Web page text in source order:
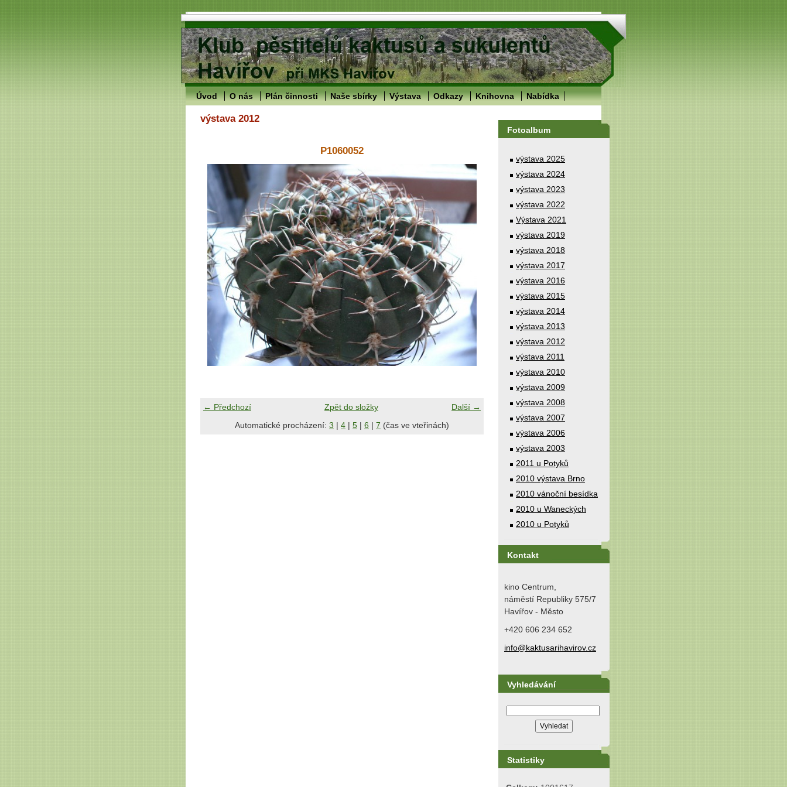
Úvod O nás Plán činnosti Naše sbírky Výstava Odkazy Knihovna Nabídka
výstava 2012
P1060052
← Předchozí Další →
Zpět do složky
Automatické procházení: 3 | 4 | 5 | 6 | 7 (čas ve vteřinách)
Fotoalbum
výstava 2025
výstava 2024
výstava 2023
výstava 2022
Výstava 2021
výstava 2019
výstava 2018
výstava 2017
výstava 2016
výstava 2015
výstava 2014
výstava 2013
výstava 2012
výstava 2011
výstava 2010
výstava 2009
výstava 2008
výstava 2007
výstava 2006
výstava 2003
2011 u Potyků
2010 výstava Brno
2010 vánoční besídka
2010 u Waneckých
2010 u Potyků
Kontakt
kino Centrum,
náměstí Republiky 575/7
Havířov - Město
+420 606 234 652
info@kaktusarihavirov.cz
Vyhledávání
Statistiky